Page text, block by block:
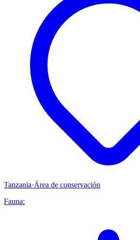
Tanzania·Área de conservación
Fauna: